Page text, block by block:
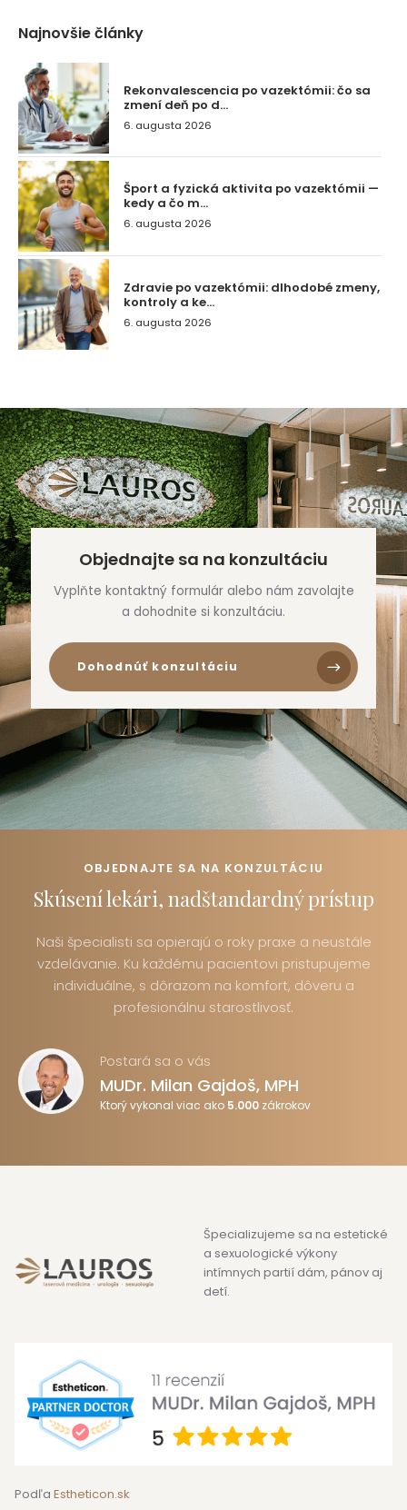
Najnovšie články
Rekonvalescencia po vazektómii: čo sa
zmení deň po d...
6. augusta 2026
Šport a fyzická aktivita po vazektómii —
kedy a čo m...
6. augusta 2026
Zdravie po vazektómii: dlhodobé zmeny,
kontroly a ke...
6. augusta 2026
Objednajte sa na konzultáciu
Vyplňte kontaktný formulár alebo nám zavolajte
a dohodnite si konzultáciu.
Dohodnúť konzultáciu
OBJEDNAJTE SA NA KONZULTÁCIU
Skúsení lekári, nadštandardný prístup
Naši špecialisti sa opierajú o roky praxe a neustále
vzdelávanie. Ku každému pacientovi pristupujeme
individuálne, s dôrazom na komfort, dôveru a
profesionálnu starostlivosť.
Postará sa o vás
MUDr. Milan Gajdoš, MPH
Ktorý vykonal viac ako 5.000zákrokov
Špecializujeme sa na estetické
a sexuologické výkony
intímnych partií dám, pánov aj
detí.
Podľa Estheticon.sk